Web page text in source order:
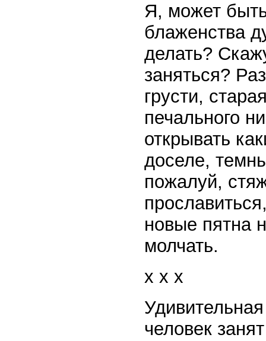
Я, может
блаженства
делать?
заняться?
грусти,
печального
открывать
доселе,
пожалуй,
новые пятна
молчать.
x x x
человек